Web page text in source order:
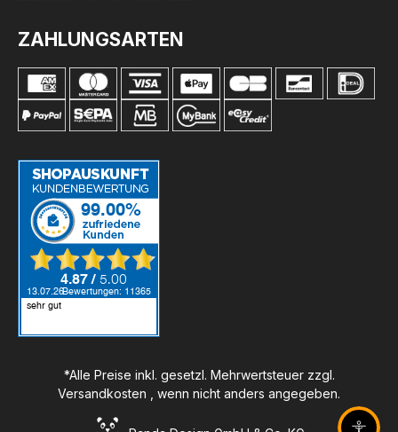
ZAHLUNGSARTEN
*Alle Preise inkl. gesetzl. Mehrwertsteuer zzgl.
Versandkosten , wenn nicht anders angegeben.